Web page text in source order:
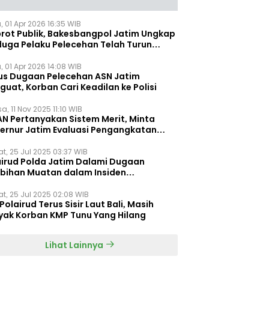
01 Apr 2026 16:35 WIB
Publik, Bakesbangpol Jatim Ungkap
Pelaku Pelecehan Telah Turun
01 Apr 2026 14:08 WIB
Dugaan Pelecehan ASN Jatim
Korban Cari Keadilan ke Polisi
11 Nov 2025 11:10 WIB
Pertanyakan Sistem Merit, Minta
Jatim Evaluasi Pengangkatan
25 Jul 2025 03:37 WIB
Polda Jatim Dalami Dugaan
Muatan dalam Insiden
25 Jul 2025 02:08 WIB
Terus Sisir Laut Bali, Masih
Korban KMP Tunu Yang Hilang
Lihat Lainnya